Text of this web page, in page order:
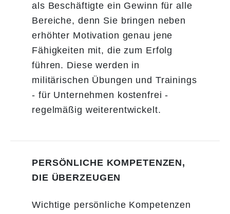
als Beschäftigte ein Gewinn für alle
Bereiche, denn Sie bringen neben
erhöhter Motivation genau jene
Fähigkeiten mit, die zum Erfolg
führen. Diese werden in
militärischen Übungen und Trainings
- für Unternehmen kostenfrei -
regelmäßig weiterentwickelt.
PERSÖNLICHE KOMPETENZEN,
DIE ÜBERZEUGEN
Wichtige persönliche Kompetenzen